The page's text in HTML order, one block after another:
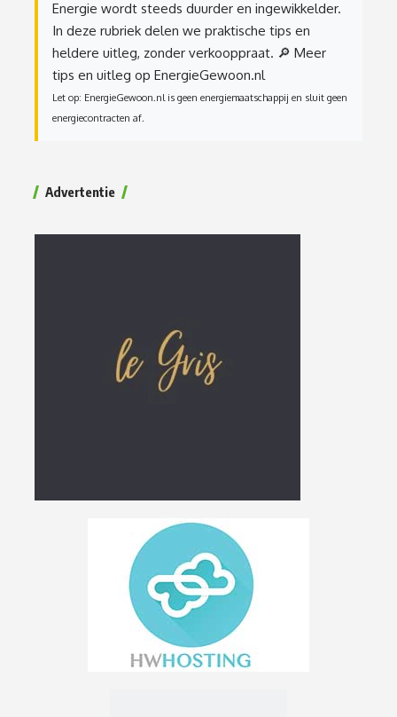
Energie wordt steeds duurder en ingewikkelder.
In deze rubriek delen we praktische tips en
heldere uitleg, zonder verkooppraat. 🔎 Meer
tips en uitleg op EnergieGewoon.nl
Let op: EnergieGewoon.nl is geen energiemaatschappij en sluit geen
energiecontracten af.
Advertentie